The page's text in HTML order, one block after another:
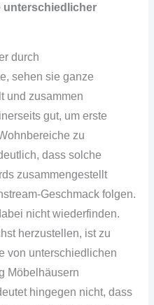
unterschiedlicher
durch
, sehen sie ganze
und zusammen
gut, um erste
zu
dass solche
zusammengestellt
Geschmackfolgen.
nicht wiederfinden.
herzustellen, ist zu
von unterschiedlichen
Möbelhäusern
hingegen nicht, dass